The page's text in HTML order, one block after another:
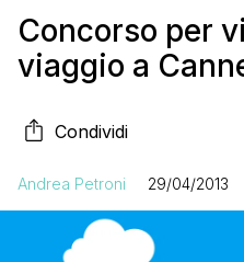
Concorso per
viaggio a
Condividi
Andrea Petroni 29/04/2013